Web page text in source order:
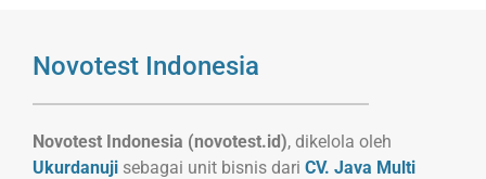
Novotest Indonesia
Novotest Indonesia (novotest.id), dikelola oleh
Ukurdanuji sebagai unit bisnis dari CV. Java Multi